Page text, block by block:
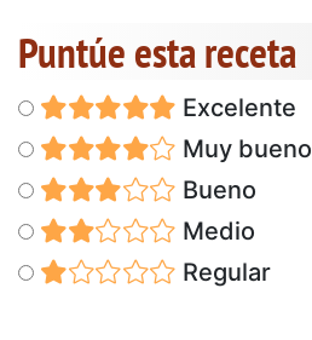
Puntúe esta receta
Excelente
Muy bueno
Bueno
Medio
Regular